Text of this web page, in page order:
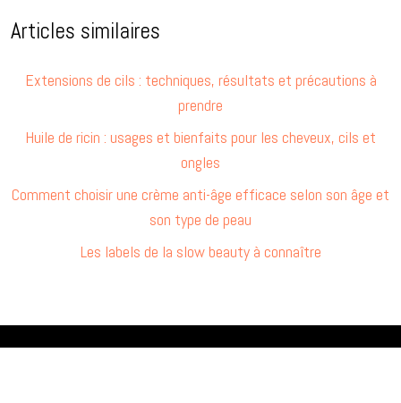
Articles similaires
Extensions de cils : techniques, résultats et précautions à
prendre
Huile de ricin : usages et bienfaits pour les cheveux, cils et
ongles
Comment choisir une crème anti-âge efficace selon son âge et
son type de peau
Les labels de la slow beauty à connaître
Rituel et routine beauté.